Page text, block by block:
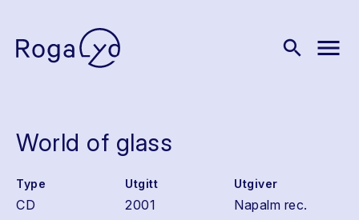
search menu
World of glass
Type
CD
Utgitt
2001
Utgiver
Napalm rec.